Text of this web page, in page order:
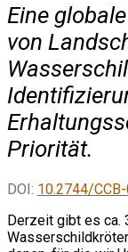
Eine
von
Priorität.
DOI: 10.2744/
Derzeit gibt es ca.